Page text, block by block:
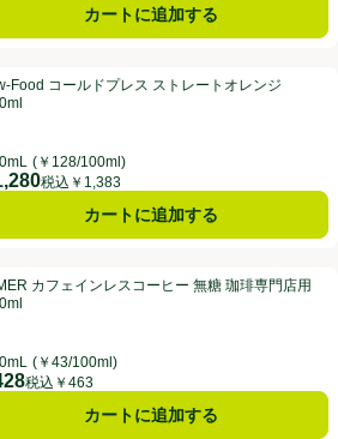
カートに追加する
ストレートオレンジ 1000ml
月
中4.6点。
Food コールドプレス ストレートオレンジ
(￥128/100ml)
税込￥1,383
カートに追加する
ヒー 無糖 珈琲専門店用 1000ml
月
中3.0点。
カフェインレスコーヒー 無糖 珈琲専門店用
(￥43/100ml)
税込￥463
カートに追加する